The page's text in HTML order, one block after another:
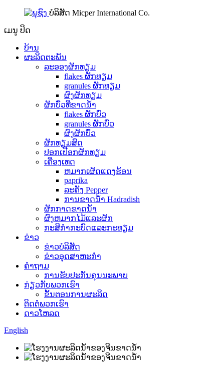
ບໍລິສັດ Micper International Co.
ເມນູ ປິດ
ບ້ານ
ຜະລິດຕະພັນ
ລະອອງຜັກທຽມ
flakes ຜັກທຽມ
granules ຜັກທຽມ
ຜົງຜັກທຽມ
ຜັກບົ່ວທີ່ຂາດນ້ໍາ
flakes ຜັກບົ່ວ
granules ຜັກບົ່ວ
ຜົງຜັກບົ່ວ
ຜັກທຽມສົດ
ປອກເປືອກຜັກທຽມ
ເຄື່ອງເທດ
ຫມາກເຜັດແດງຮ້ອນ
paprika
ລະຄັງ Pepper
ການຂາດນ້ໍາ Hadradish
ຜັກກາດຂາດນ້ໍາ
ຜົງຫມາກໄມ້ແລະຜັກ
ກະສິກໍາກະບົດແລະກະທຽມ
ຂ່າວ
ຂ່າວບໍລິສັດ
ຂ່າວອຸດສາຫະກໍາ
ຄໍາຖາມ
ການຮັບປະກັນຄຸນນະພາບ
ກ່ຽວກັບພວກເຮົາ
ຂັ້ນຕອນການຜະລິດ
ຕິດຕໍ່ພວກເຮົາ
ດາວໂຫລດ
English